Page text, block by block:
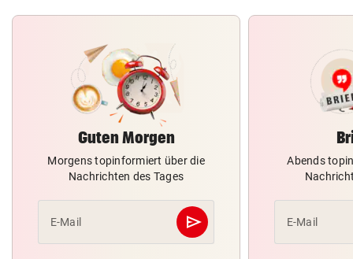
Guten Morgen
Morgens topinformiert über die
Nachrichten des Tages
E-Mail send
Abschicken
Abends
E-Mail